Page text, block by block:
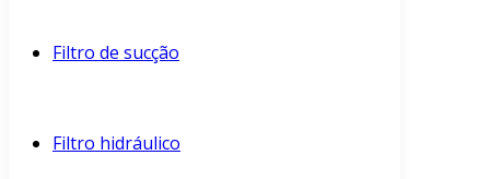
Filtro de sucção
Filtro hidráulico